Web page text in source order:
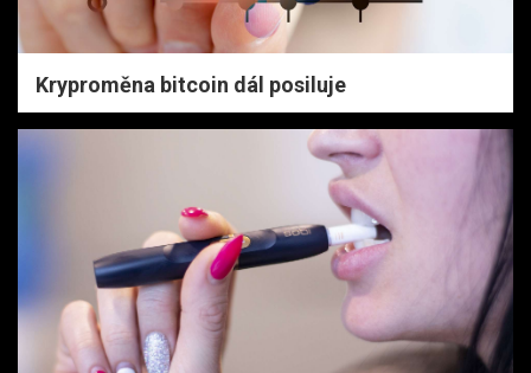
Kryproměna bitcoin dál posiluje